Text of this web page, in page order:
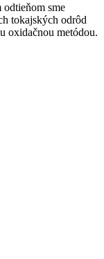
sme
tokajských odrôd
oxidačnou metódou.